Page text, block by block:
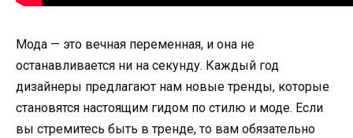
Мода — это вечная переменная, и она не
останавливается ни на секунду. Каждый год
дизайнеры предлагают нам новые тренды, которые
становятся настоящим гидом по стилю и моде. Если
вы стремитесь быть в тренде, то вам обязательно